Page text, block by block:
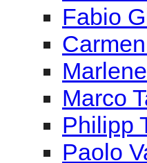
Fabio
Carmen
Marlene
Marco
Philipp
Paolo